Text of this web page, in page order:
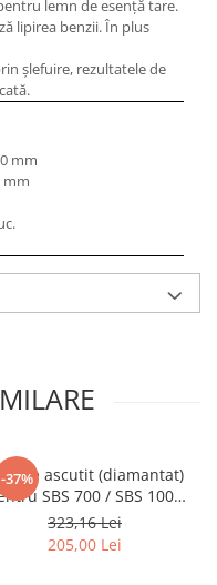
lemn de esenţă tare.
lipirea benzii. În plus
şlefuire, rezultatele de
mm
mm
-37%de ascutit (diamantat)
SBS 700 / SBS 1000
prindere disc de 13 mm
323,16 Lei
205,00 Lei